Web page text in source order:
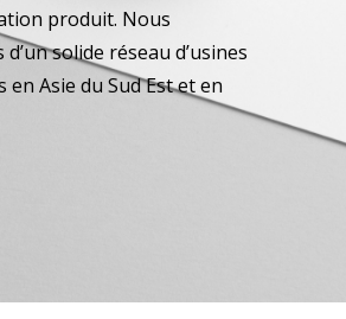
produit. Nous
solide réseau d’usines
en Asie du Sud Est et en